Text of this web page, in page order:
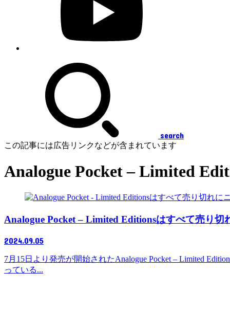
search
この記事には広告リンクなどが含まれています
Analogue Pocket – Limited
Analogue Pocket – Limited Editionsはすべて売り切
2024.09.05
7月15日より発売が開始されたAnalogue Pocket – Limited
っている...